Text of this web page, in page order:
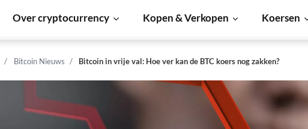
Over cryptocurrency Kopen & Verkopen Koersen
Bitcoin Nieuws Bitcoin in vrije val: Hoe ver kan de BTC koers nog zakken?